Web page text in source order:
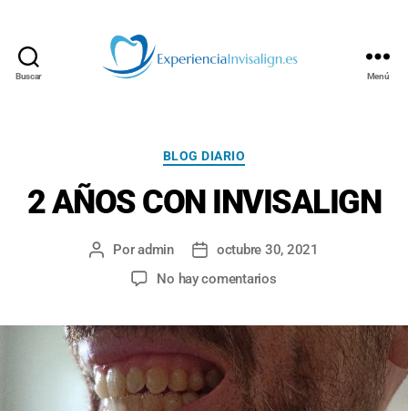
Buscar Menú
Categorías
BLOG DIARIO
2 AÑOS CON INVISALIGN
Autor
Poradmin
Fechaoctubre 30, 2021
No hay comentariosen
CON
INVISALIGN